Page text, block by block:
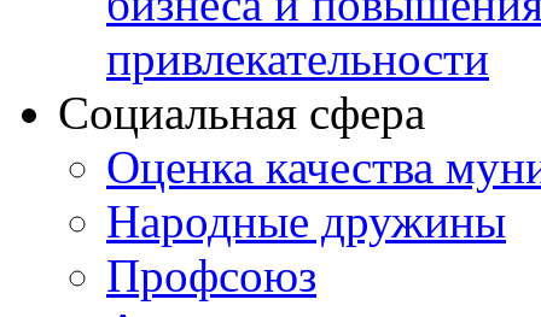
привлекательности
Социальная сфера
Оценка качества
Народные дружины
Профсоюз